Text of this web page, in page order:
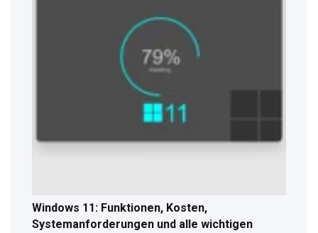
Windows 11: Funktionen, Kosten,
Systemanforderungen und alle wichtigen